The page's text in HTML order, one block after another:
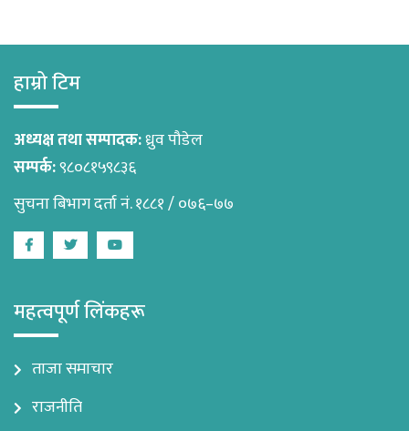
हाम्रो टिम
अध्यक्ष तथा सम्पादक:ध्रुव पौडेल
सम्पर्क:९८०८१५९८३६
सुचना बिभाग दर्ता नं. १८८१ / ०७६–७७
FacebookTwitterYoutube
महत्वपूर्ण लिंकहरू
ताजा समाचार
राजनीति